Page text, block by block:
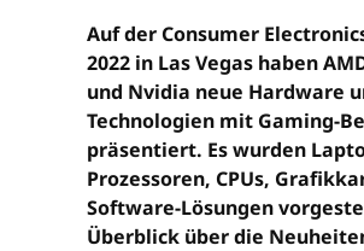
Auf der Consumer
2022 in Las Vegas haben
und Nvidia neue Hardware
Technologien mit Gaming-
präsentiert. Es wurden
Prozessoren, CPUs,
Software-Lösungen
Überblick über die